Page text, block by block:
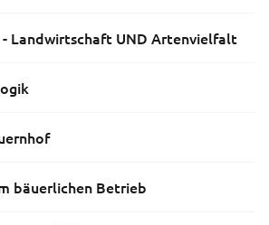
Landwirtschaft UND Artenvielfalt
bäuerlichen Betrieb